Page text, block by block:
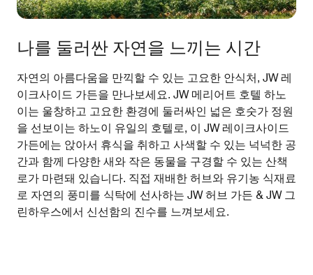
나를 둘러싼 자연을 느끼는 시간
자연의 아름다움을 만끽할 수 있는 고요한 안식처, JW 레
이크사이드 가든을 만나보세요. JW 메리어트 호텔 하노
이는 울창하고 고요한 환경에 둘러싸인 넓은 호숫가 정원
을 선보이는 하노이 유일의 호텔로, 이 JW 레이크사이드
가든에는 앉아서 휴식을 취하고 사색할 수 있는 넉넉한 공
간과 함께 다양한 새와 작은 동물을 구경할 수 있는 산책
로가 마련돼 있습니다. 직접 재배한 허브와 유기농 식재료
로 자연의 풍미를 식탁에 선사하는 JW 허브 가든 & JW 그
린하우스에서 신선함의 진수를 느껴보세요.